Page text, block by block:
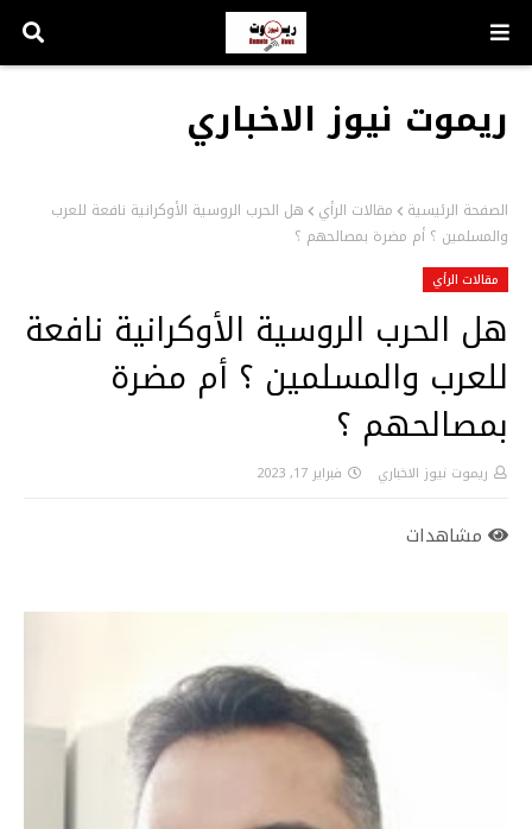
ريموت نيوز الاخباري
الصفحة الرئيسية مقالات الرأي
هل الحرب الروسية الأوكرانية نافعة للعرب
والمسلمين ؟ أم مضرة بمصالحهم ؟
مقالات الرأي
هل الحرب الروسية الأوكرانية نافعة
للعرب والمسلمين ؟ أم مضرة
بمصالحهم ؟
ريموت نيوز الاخباري فبراير 17, 2023
مشاهدات